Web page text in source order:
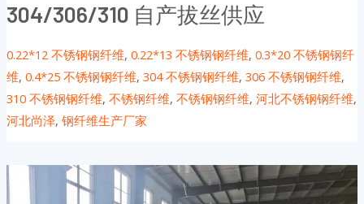
304/306/310 自产拔丝供应
0.22*12 不锈钢钢纤维, 0.22*13 不锈钢钢纤维, 0.3*20 不锈钢钢纤
维, 0.4*25 不锈钢钢纤维, 304 不锈钢钢纤维, 306 不锈钢钢纤维,
310 不锈钢钢纤维, 不锈钢纤维, 不锈钢钢纤维, 河北不锈钢钢纤维,
河北尚泽, 钢纤维生产厂家